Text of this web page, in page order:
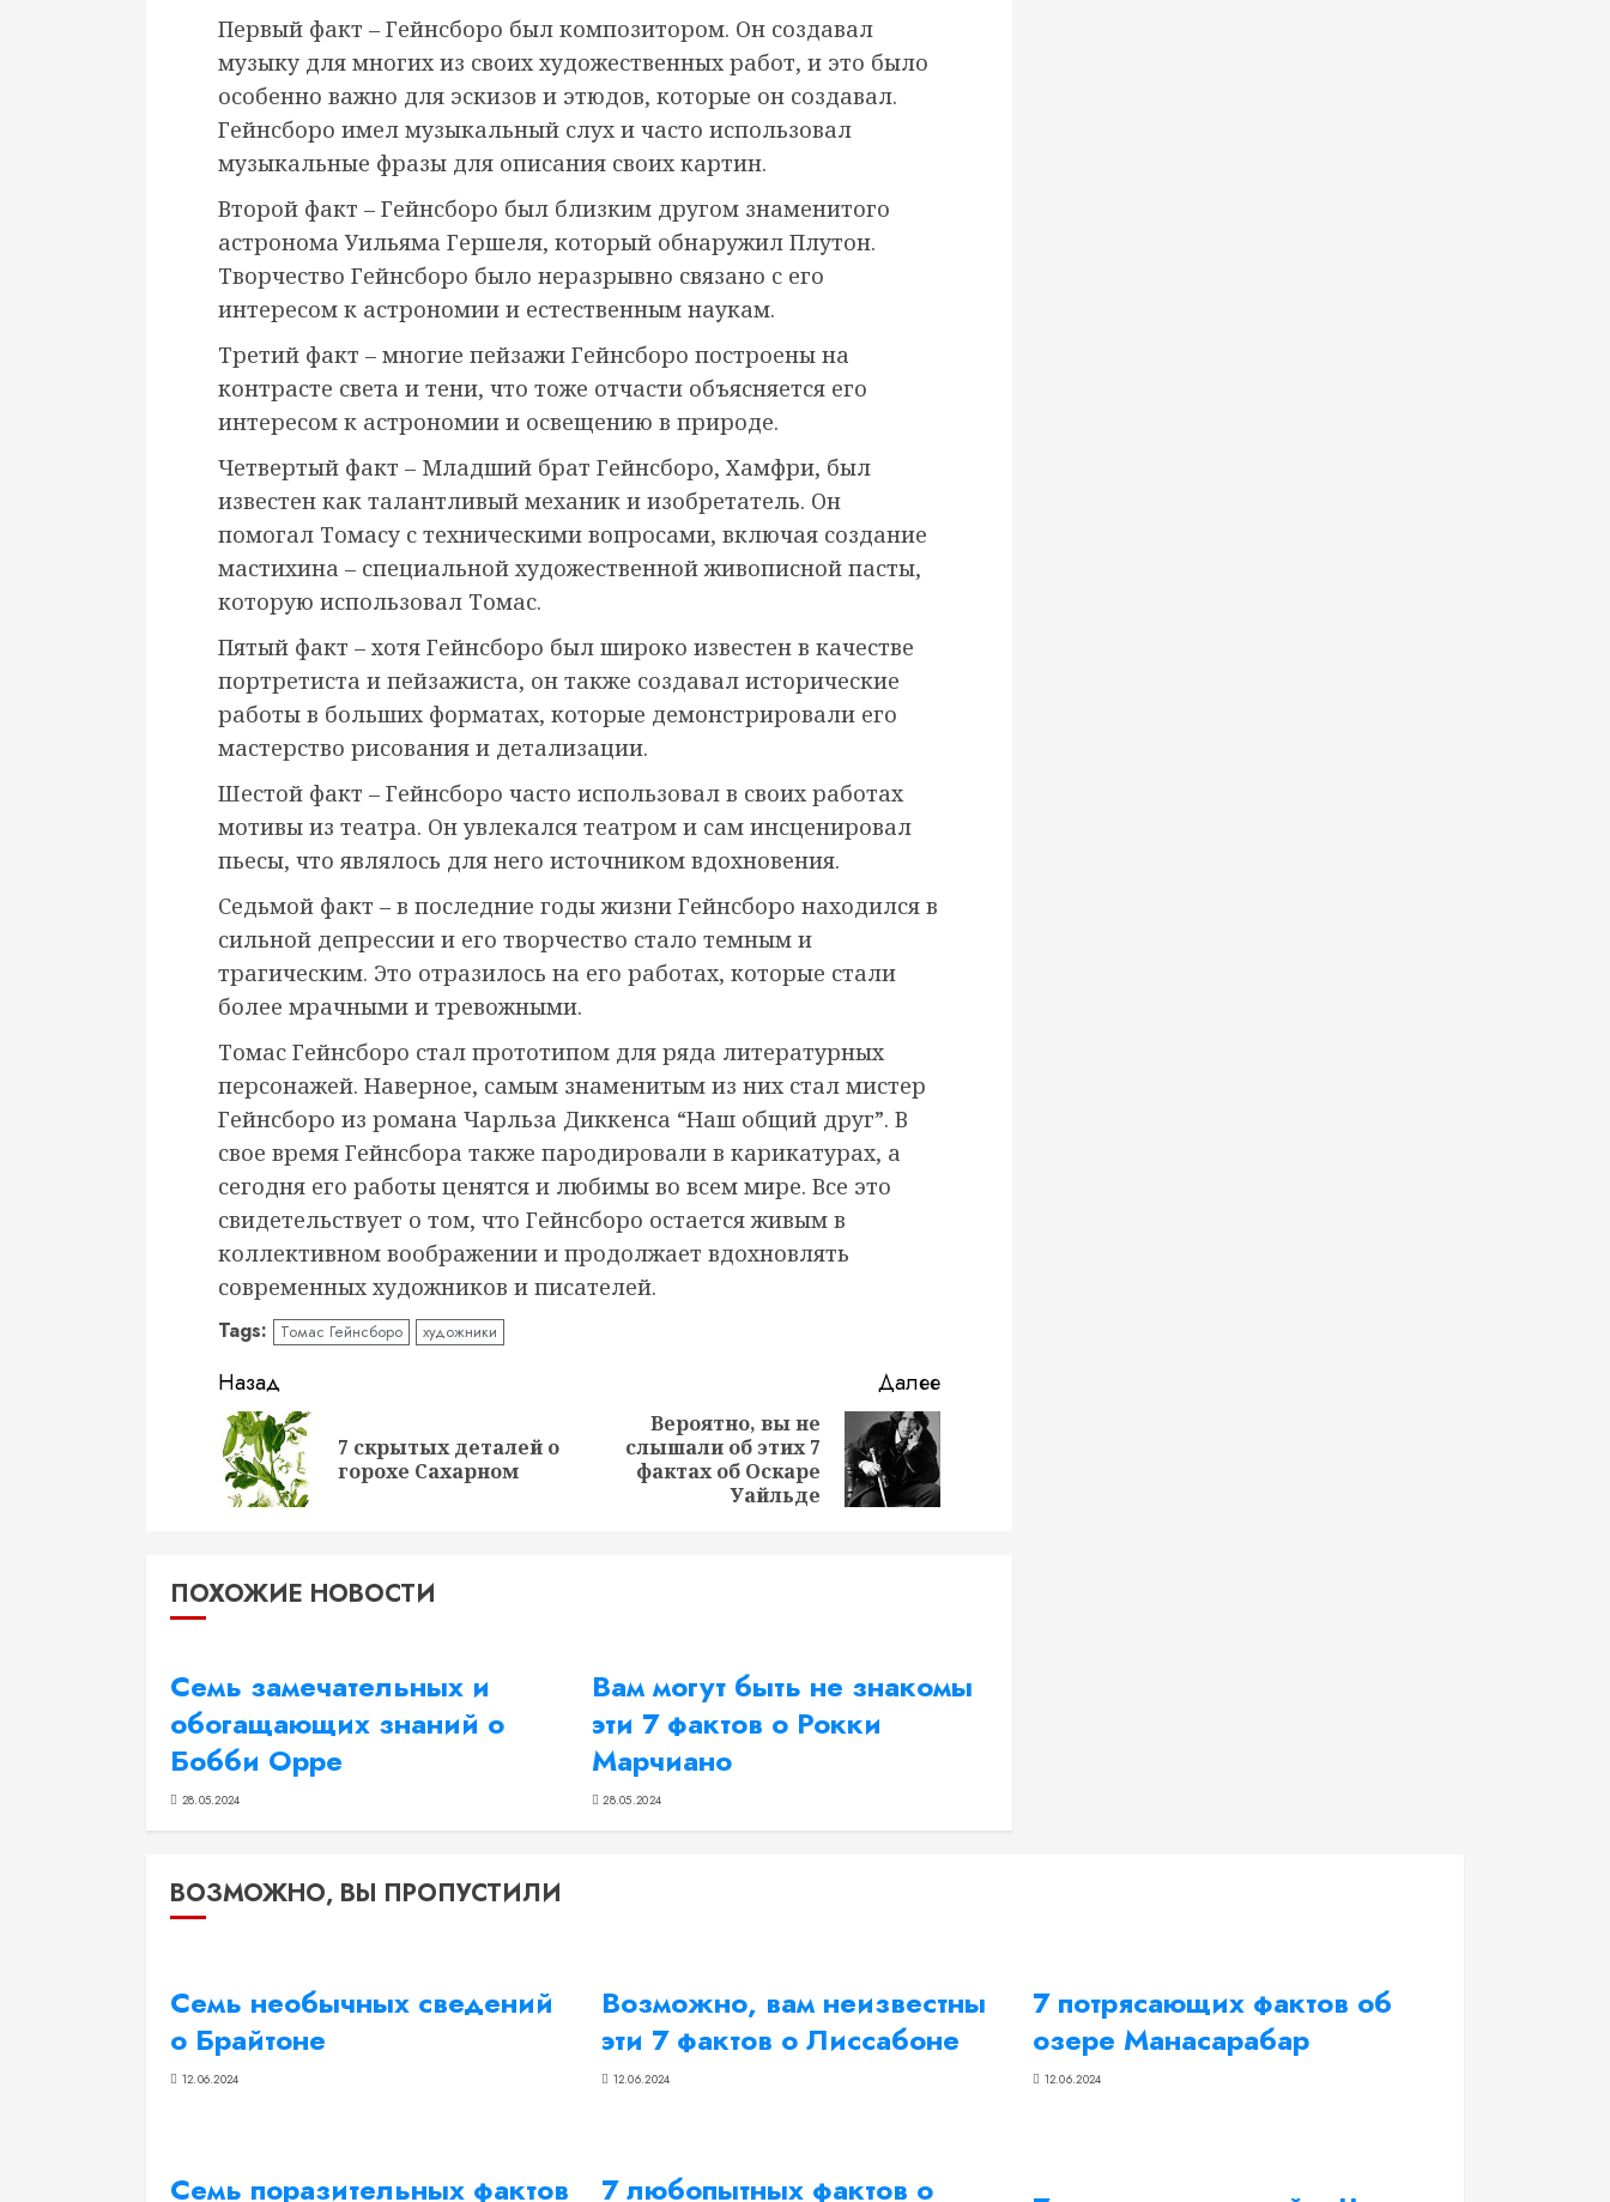
Первый факт – Гейнсборо был композитором. Он создавал
музыку для многих из своих художественных работ, и это было
особенно важно для эскизов и этюдов, которые он создавал.
Гейнсборо имел музыкальный слух и часто использовал
музыкальные фразы для описания своих картин.
Второй факт – Гейнсборо был близким другом знаменитого
астронома Уильяма Гершеля, который обнаружил Плутон.
Творчество Гейнсборо было неразрывно связано с его
интересом к астрономии и естественным наукам.
Третий факт – многие пейзажи Гейнсборо построены на
контрасте света и тени, что тоже отчасти объясняется его
интересом к астрономии и освещению в природе.
Четвертый факт – Младший брат Гейнсборо, Хамфри, был
известен как талантливый механик и изобретатель. Он
помогал Томасу с техническими вопросами, включая создание
мастихина – специальной художественной живописной пасты,
которую использовал Томас.
Пятый факт – хотя Гейнсборо был широко известен в качестве
портретиста и пейзажиста, он также создавал исторические
работы в больших форматах, которые демонстрировали его
мастерство рисования и детализации.
Шестой факт – Гейнсборо часто использовал в своих работах
мотивы из театра. Он увлекался театром и сам инсценировал
пьесы, что являлось для него источником вдохновения.
Седьмой факт – в последние годы жизни Гейнсборо находился в
сильной депрессии и его творчество стало темным и
трагическим. Это отразилось на его работах, которые стали
более мрачными и тревожными.
Томас Гейнсборо стал прототипом для ряда литературных
персонажей. Наверное, самым знаменитым из них стал мистер
Гейнсборо из романа Чарльза Диккенса “Наш общий друг”. В
свое время Гейнсбора также пародировали в карикатурах, а
сегодня его работы ценятся и любимы во всем мире. Все это
свидетельствует о том, что Гейнсборо остается живым в
коллективном воображении и продолжает вдохновлять
современных художников и писателей.
Tags: Томас Гейнсборо художники
Продолжить
чтение
Назад
Предыдущая
запись:
7 скрытых деталей о
горохе Сахарном
Далее
Следующая
запись:
Вероятно, вы не
слышали об этих 7
фактах об Оскаре
Уайльде
ПОХОЖИЕ НОВОСТИ
Семь замечательных и
обогащающих знаний о
Бобби Орре
28.05.2024
Вам могут быть не знакомы
эти 7 фактов о Рокки
Марчиано
28.05.2024
ВОЗМОЖНО, ВЫ ПРОПУСТИЛИ
Семь необычных сведений
о Брайтоне
12.06.2024
Возможно, вам неизвестны
эти 7 фактов о Лиссабоне
12.06.2024
7 потрясающих фактов об
озере Манасарабар
12.06.2024
Семь поразительных фактов 7 любопытных фактов о